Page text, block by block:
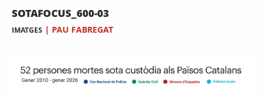
SOTAFOCUS_600-03
IMATGES | PAU FABREGAT